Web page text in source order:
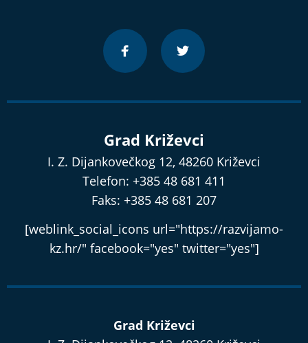
Grad Križevci
I. Z. Dijankovečkog 12, 48260 Križevci
Telefon: +385 48 681 411
Faks: +385 48 681 207
[weblink_social_icons url="https://razvijamo-
kz.hr/" facebook="yes" twitter="yes"]
Grad Križevci